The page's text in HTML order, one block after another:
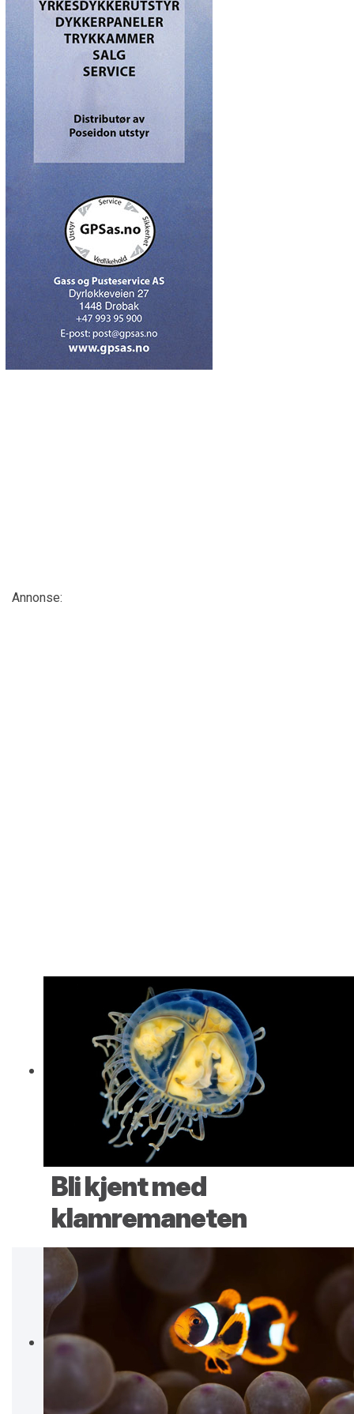
Annonse:
Bli kjent med
klamremaneten